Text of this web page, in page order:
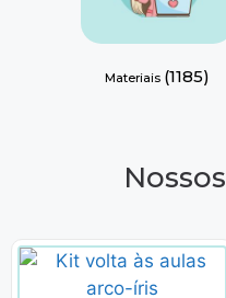
Materiais (1185)
Nossos